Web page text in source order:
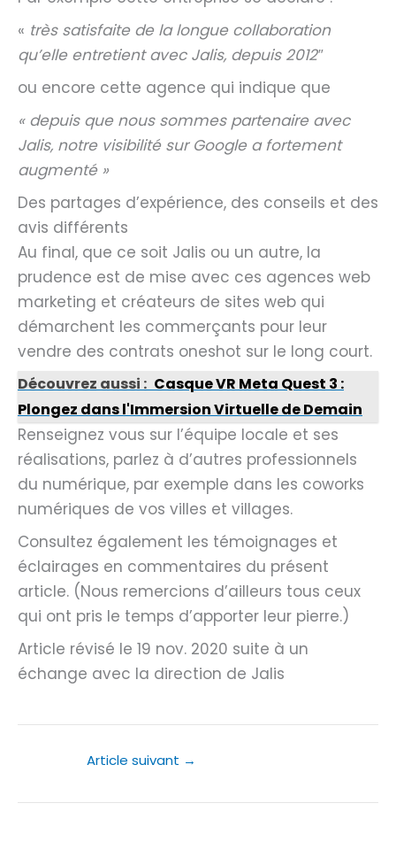
« très satisfaite de la longue collaboration
qu’elle entretient avec Jalis, depuis 2012″
ou encore cette agence qui indique que
« depuis que nous sommes partenaire avec
Jalis, notre visibilité sur Google a fortement
augmenté »
Des partages d’expérience, des conseils et des
avis différents
Au final, que ce soit Jalis ou un autre, la
prudence est de mise avec ces agences web
marketing et créateurs de sites web qui
démarchent les commerçants pour leur
vendre des contrats oneshot sur le long court.
Découvrez aussi : Casque VR Meta Quest 3 :
Plongez dans l'Immersion Virtuelle de Demain
Renseignez vous sur l’équipe locale et ses
réalisations, parlez à d’autres professionnels
du numérique, par exemple dans les coworks
numériques de vos villes et villages.
Consultez également les témoignages et
éclairages en commentaires du présent
article. (Nous remercions d’ailleurs tous ceux
qui ont pris le temps d’apporter leur pierre.)
Article révisé le 19 nov. 2020 suite à un
échange avec la direction de Jalis
Article suivant →